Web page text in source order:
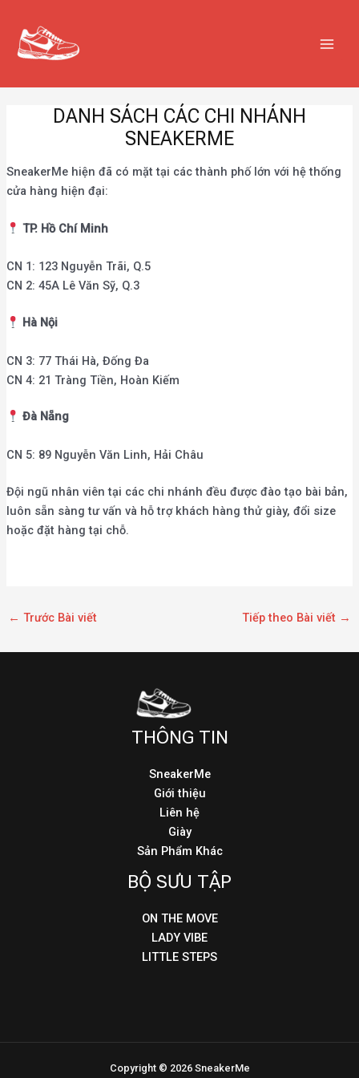
DANH SÁCH CÁC CHI NHÁNH
SNEAKERME
SneakerMe hiện đã có mặt tại các thành phố lớn với hệ thống
cửa hàng hiện đại:
TP. Hồ Chí Minh
CN 1: 123 Nguyễn Trãi, Q.5
CN 2: 45A Lê Văn Sỹ, Q.3
Hà Nội
CN 3: 77 Thái Hà, Đống Đa
CN 4: 21 Tràng Tiền, Hoàn Kiếm
Đà Nẵng
CN 5: 89 Nguyễn Văn Linh, Hải Châu
Đội ngũ nhân viên tại các chi nhánh đều được đào tạo bài bản,
luôn sẵn sàng tư vấn và hỗ trợ khách hàng thử giày, đổi size
hoặc đặt hàng tại chỗ.
← Trước Bài viết Tiếp theo Bài viết →
THÔNG TIN
SneakerMe
Giới thiệu
Liên hệ
Giày
Sản Phẩm Khác
BỘ SƯU TẬP
ON THE MOVE
LADY VIBE
LITTLE STEPS
Copyright © 2026 SneakerMe